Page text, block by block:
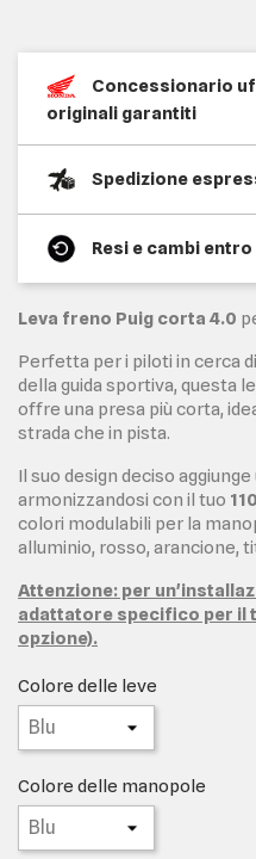
Concessionario
originali garantiti
Spedizione
Resi e cambi
Leva freno Puig corta 4.0
Perfetta per i piloti in cerca
della guida sportiva, questa
offre una presa più corta,
strada che in pista.
Il suo design deciso
armonizzandosi con il tuo
colori modulabili per la
alluminio, rosso, arancione,
Attenzione: per
adattatore specifico per il
opzione).
Colore delle leve
Colore delle manopole